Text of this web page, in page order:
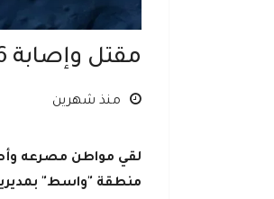
مقتل وإصابة 6 في نزاع قبلي بشبوة
منذ شهرين
لقي مواطن مصرعه
منطقة "واسط"